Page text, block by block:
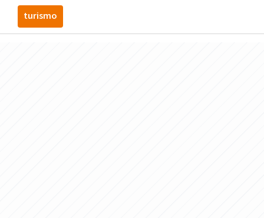
turismo